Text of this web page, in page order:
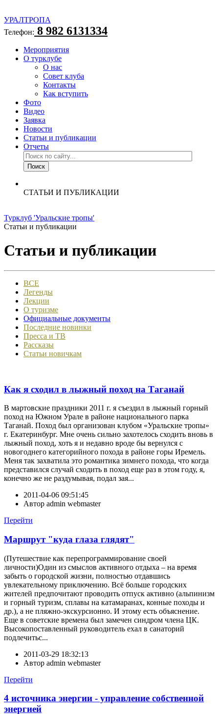
УРАЛТРОПА
Телефон: 8 982 6131334
Мероприятия
О турклубе
О нас
Совет клуба
Контакты
Как вступить
Фото
Видео
Заявка
Новости
Статьи и публикации
Отчеты
СТАТЬИ И ПУБЛИКАЦИИ
Турклуб 'Уральские тропы'
Статьи и публикации
Статьи и публикации
ВСЕ
Легенды
Лекции
О туризме
Официальные документы
Последние новинки
Пресса и ТВ
Рассказы
Статьи новичкам
Как я сходил в лыжный поход на Таганай
В мартовские праздники 2011 г. я съездил в лыжный горный
поход на Южном Урале в районе национального парка
Таганай. Поход был организован клубом «Уральские тропы»
г. Екатеринбург. Мне очень сильно захотелось сходить вновь в
лыжный поход, хоть я и недавно вроде бы вернулся с
новогоднего категорийного похода в районе горы Иремель.
Меня так захватила это романтика зимнего похода, что когда
представился случай сходить в поход еще раз в этом году, я,
конечно же не раздумывая, подал зая...
2011-04-06 09:51:45
Автор admin webmaster
Перейти
Маршрут "куда глаза глядят"
(Путешествие как перепрограммирование своей
личности)Один из смыслов активного отдыха – на время
забыть о городской жизни, полностью отдавшись
увлекательному приключению. Всё больше городских
жителей предпочитают проводить отпуск активно (альпинизм
и горный туризм, сплавы на катамаранах, конные походы и
др.), а не пляжно-экскурсионно. И этому есть объяснение.
Еще в советские времена был замечен синдром члена ЦК.
Высокопоставленный руководитель ехал в санаторий
подлечитьс...
2011-03-29 18:32:13
Автор admin webmaster
Перейти
4 источника энергии - управление собственной
энергией